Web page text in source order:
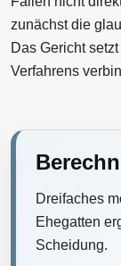
zunächst die
Das Gericht
Verfahrens
Dreifaches
Ehegatten
Scheidung.